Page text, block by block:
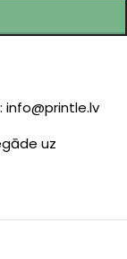
info@printle.lv
uz